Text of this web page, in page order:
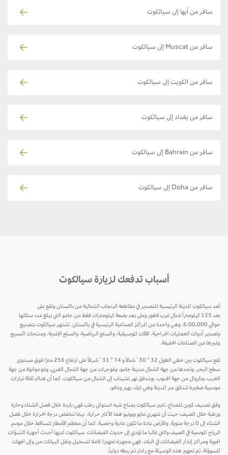
سافر من أبها إلى سيالكوت
سافر من Muscat إلى سيالكوت
سافر من الكويت إلى سيالكوت
سافر من بغداد إلى سيالكوت
سافر من Bahrain إلى سيالكوت
سافر من Doha إلى سيالكوت
أسباب تدفعك لزيارة سيالكوت
تُعد سيالكوت المدينة الرئيسية للتصدير في مقاطعة البنجاب الشمالية من باكستان وتقع على
بعد 135 كيلومتراً شمال غرب لاهور وعلى بعد بضعة كيلومترات فقط من جامو التي يبلغ عدد سكانها
حوالي 6،00،000. وهي واحدة من المراكز الصناعية الرئيسية في باكستان. تشتهر سيالكوت بتصنيع
وتصدير أدوات العمليات الجراحية، الآلات الموسيقية، والسلع الرياضية، والسلع الجلدية، ومنتجات النسيج
وغيرها من الصناعات الخفيفة.
تقع سيالكوت بين خطي الطول 32 ° 30 ′ شمالاً و 74 ° 31 ′ شرقاً على ارتفاع 256 مترًا فوق مستوى
سطح البحر، وتحدها من جهة الشمال مدينة جامو، وغوجرات من جهة الشمال الغربي، وغوجوانولا من جهة
الغرب، وناروال من جهة الجنوب. ويتدفق نهر تشيناب إلى الشمال من سيالكوت. كما أن هناك ثلاثة تيارات
موسمية صغيرة تتدفق عبر المدينة وهي ايك، بهير وبالخو.
وفق تصنيف كوبن للمناخ، تتميز سيالكوت بمناخ شبه استوائي رطب فهي باردة خلال فصل الشتاء وحارة
ورطبة خلال الصيف، حيث أن شهري مايو ويونيو هما الأكثر حرارة، بينما تنخفض درجة الحرارة خلال فصل
الشتاء إلى 0 درجة مئوية. والأرض عادة ما تكون عادية وخصبة. كما أن معظم الأمطار تتساقط خلال موسم
الرياح الموسمية في الصيف والتي غالبا ما تؤدي إلى حدوث الفيضانات. سيالكوت لديها أحدث أجهزة التنبؤات
الجوية ومراكز إنذار الفيضانات في البلاد، فهي مجهزة تجهيزا كاملا لتسجيل ونقل البيانات من وإلى الجهات
المسوؤلة. تم تجهيز هذه الوسيلة مع رادار تم ربطه دولياً.